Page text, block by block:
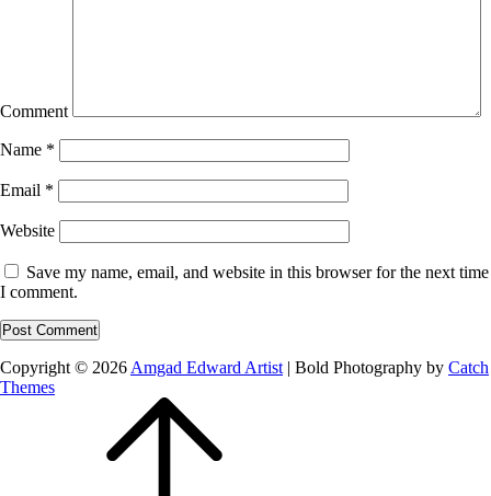
Comment
Name *
Email *
Website
Save my name, email, and website in this browser for the next time
I comment.
Copyright © 2026 Amgad Edward Artist | Bold Photography by Catch
Themes